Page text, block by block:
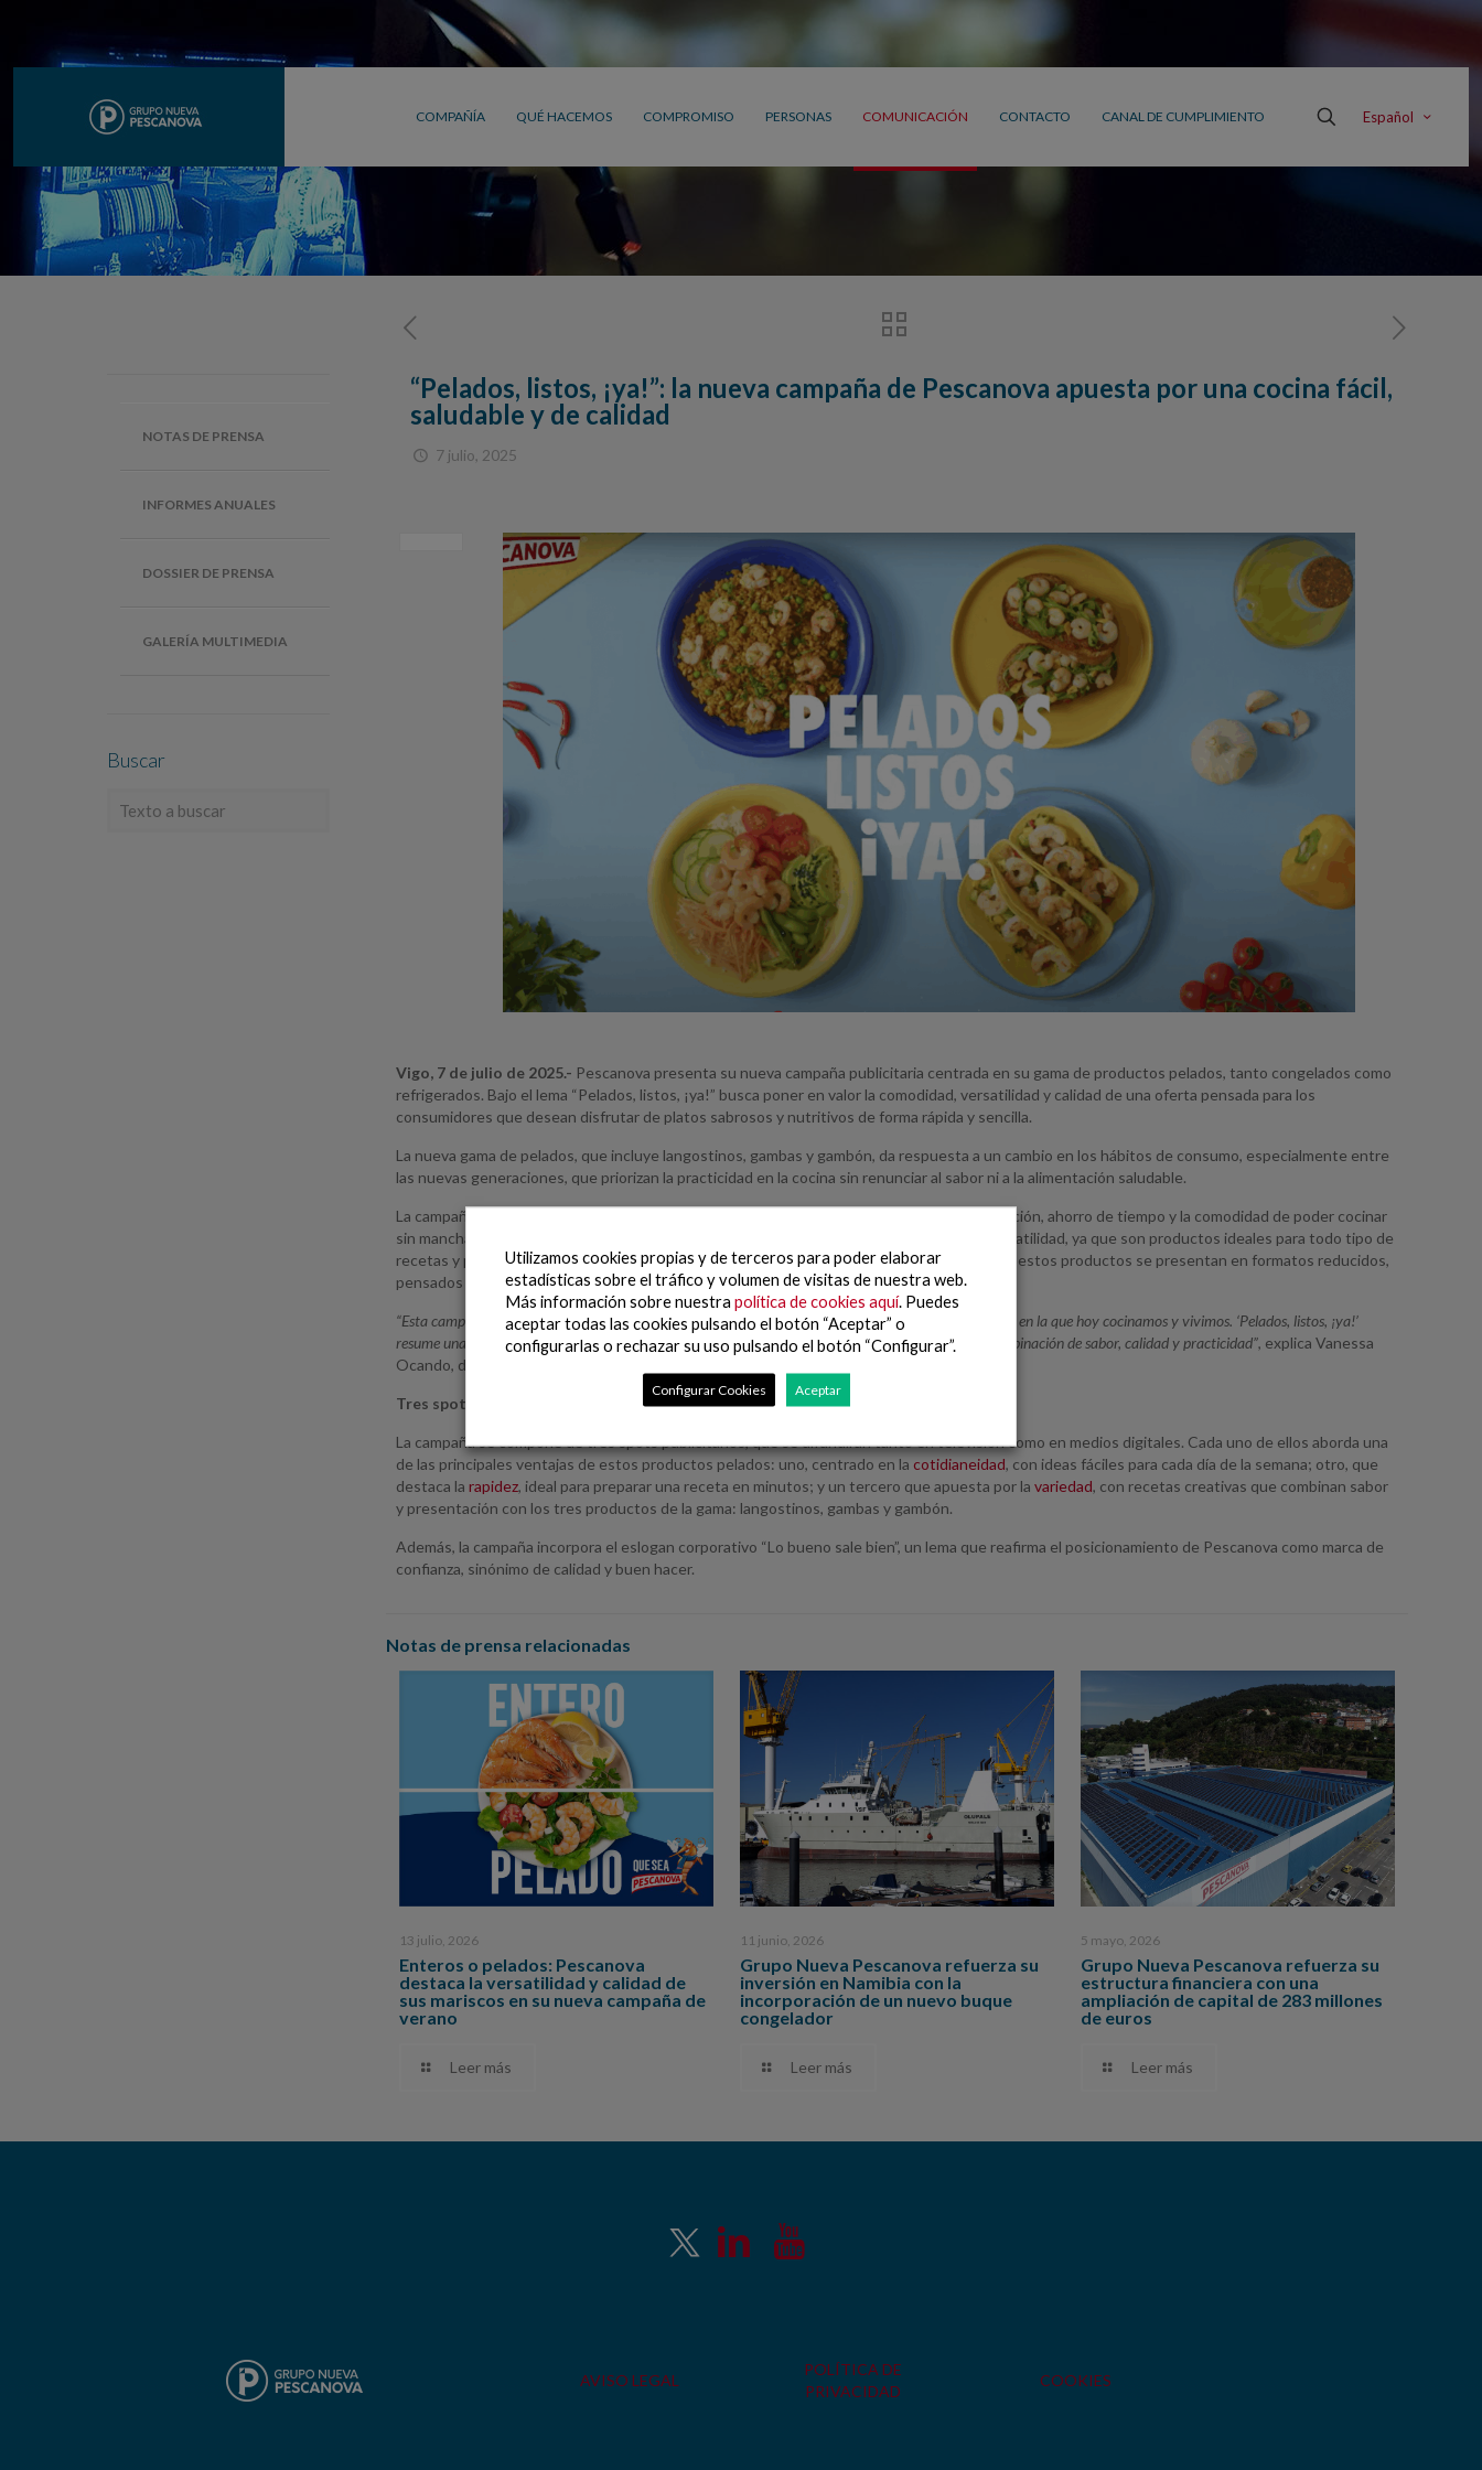
COMPAÑÍA QUÉ HACEMOS COMPROMISO PERSONAS COMUNICACIÓN CONTACTO CANAL DE CUMPLIMIENTO Español
“Pelados, listos, ¡ya!”: la nueva campaña de Pescanova apuesta por una cocina fácil,
saludable y de calidad
7 julio, 2025
Vigo, 7 de julio de 2025.- Pescanova presenta su nueva campaña publicitaria centrada en su gama de productos pelados, tanto congelados como
refrigerados. Bajo el lema “Pelados, listos, ¡ya!” busca poner en valor la comodidad, versatilidad y calidad de una oferta pensada para los
consumidores que desean disfrutar de platos sabrosos y nutritivos de forma rápida y sencilla.
La nueva gama de pelados, que incluye langostinos, gambas y gambón, da respuesta a un cambio en los hábitos de consumo, especialmente entre
las nuevas generaciones, que priorizan la practicidad en la cocina sin renunciar al sabor ni a la alimentación saludable.
La campaña pone el acento en las ventajas para el consumidor actual: rapidez en la preparación, ahorro de tiempo y la comodidad de poder cocinar
sin mancharse las manos, gracias a un formato limpio y práctico. A ello se suma su gran versatilidad, ya que son productos ideales para todo tipo de
recetas y perfectos para el día a día, sin necesidad de tener habilidades culinarias. Además, estos productos se presentan en formatos reducidos,
pensados para el ritmo y tamaño de los hogares modernos.
“Esta campaña refleja cómo trabajamos constantemente para adaptar nuestros productos a la forma en la que hoy cocinamos y vivimos. ‘Pelados, listos, ¡ya!’
resume una propuesta pensada para hacer la vida más fácil a nuestros consumidores gracias a la combinación de sabor, calidad y practicidad”, explica Vanessa
Ocando, directora de Marketing España del Grupo Nueva Pescanova.
Tres spots con tres mensajes clave
La campaña se compone de tres spots publicitarios, que se difundirán tanto en televisión como en medios digitales. Cada uno de ellos aborda una
de las principales ventajas de estos productos pelados: uno, centrado en lacotidianeidad, con ideas fáciles para cada día de la semana; otro, que
destaca larapidez, ideal para preparar una receta en minutos; y un tercero que apuesta por lavariedad, con recetas creativas que combinan sabor
y presentación con los tres productos de la gama: langostinos, gambas y gambón.
Además, la campaña incorpora el eslogan corporativo “Lo bueno sale bien”, un lema que reafirma el posicionamiento de Pescanova como marca de
confianza, sinónimo de calidad y buen hacer.
Notas de prensa relacionadas
13 julio, 2026
Enteros o pelados: Pescanova
destaca la versatilidad y calidad de
sus mariscos en su nueva campaña de
verano
Leer más
11 junio, 2026
Grupo Nueva Pescanova refuerza su
inversión en Namibia con la
incorporación de un nuevo buque
congelador
Leer más
5 mayo, 2026
Grupo Nueva Pescanova refuerza su
estructura financiera con una
ampliación de capital de 283 millones
de euros
Leer más
NOTAS DE PRENSA
INFORMES ANUALES
DOSSIER DE PRENSA
GALERÍA MULTIMEDIA
Buscar
AVISO LEGAL
POLÍTICA DE
PRIVACIDAD
COOKIES
Utilizamos cookies propias y de terceros para poder elaborar
estadísticas sobre el tráfico y volumen de visitas de nuestra web.
Más información sobre nuestra política de cookies aquí. Puedes
aceptar todas las cookies pulsando el botón “Aceptar” o
configurarlas o rechazar su uso pulsando el botón “Configurar”.
Configurar Cookies Aceptar